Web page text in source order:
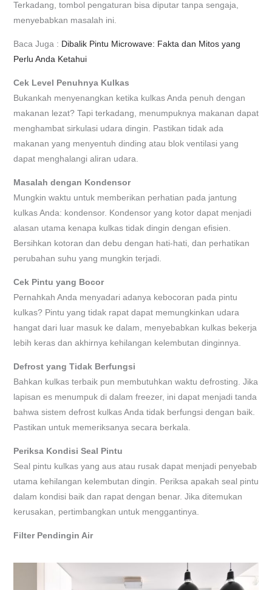
Terkadang, tombol pengaturan bisa diputar tanpa sengaja,
menyebabkan masalah ini.
Baca Juga : Dibalik Pintu Microwave: Fakta dan Mitos yang
Perlu Anda Ketahui
Cek Level Penuhnya Kulkas
Bukankah menyenangkan ketika kulkas Anda penuh dengan
makanan lezat? Tapi terkadang, menumpuknya makanan dapat
menghambat sirkulasi udara dingin. Pastikan tidak ada
makanan yang menyentuh dinding atau blok ventilasi yang
dapat menghalangi aliran udara.
Masalah dengan Kondensor
Mungkin waktu untuk memberikan perhatian pada jantung
kulkas Anda: kondensor. Kondensor yang kotor dapat menjadi
alasan utama kenapa kulkas tidak dingin dengan efisien.
Bersihkan kotoran dan debu dengan hati-hati, dan perhatikan
perubahan suhu yang mungkin terjadi.
Cek Pintu yang Bocor
Pernahkah Anda menyadari adanya kebocoran pada pintu
kulkas? Pintu yang tidak rapat dapat memungkinkan udara
hangat dari luar masuk ke dalam, menyebabkan kulkas bekerja
lebih keras dan akhirnya kehilangan kelembutan dinginnya.
Defrost yang Tidak Berfungsi
Bahkan kulkas terbaik pun membutuhkan waktu defrosting. Jika
lapisan es menumpuk di dalam freezer, ini dapat menjadi tanda
bahwa sistem defrost kulkas Anda tidak berfungsi dengan baik.
Pastikan untuk memeriksanya secara berkala.
Periksa Kondisi Seal Pintu
Seal pintu kulkas yang aus atau rusak dapat menjadi penyebab
utama kehilangan kelembutan dingin. Periksa apakah seal pintu
dalam kondisi baik dan rapat dengan benar. Jika ditemukan
kerusakan, pertimbangkan untuk menggantinya.
Filter Pendingin Air